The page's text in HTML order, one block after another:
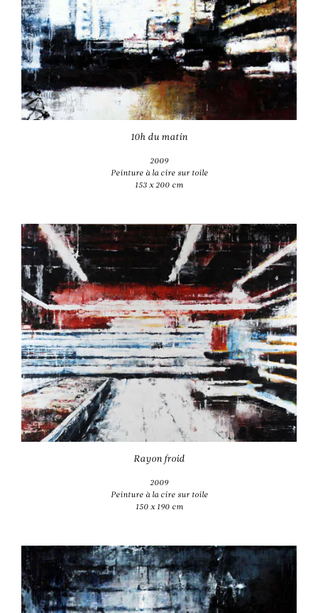
10h du matin
2009
Peinture à la cire sur toile
153 x 200 cm
Rayon froid
2009
Peinture à la cire sur toile
150 x 190 cm